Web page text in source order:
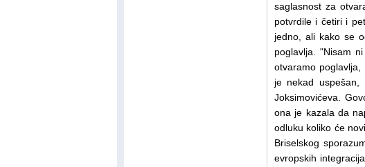
saglasnost za
potvrdile i četiri i
jedno, ali kako se
poglavlja. "Nisam
otvaramo
je nekad
Joksimovićeva.
ona je kazala da
odluku koliko će
Briselskog
evropskih